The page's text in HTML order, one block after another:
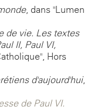
, dans "Lumen
de vie. Les textes
II, Paul VI,
Hors
d'aujourd'hui,
de Paul VI.